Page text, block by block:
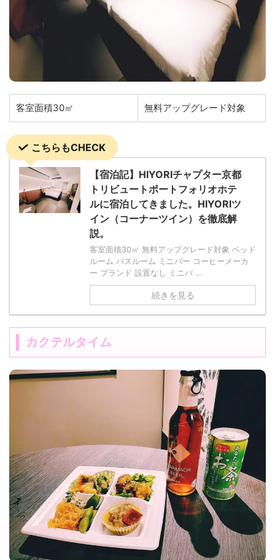
客室面積30㎡ 無料アップグレード対象
こちらもCHECK
【宿泊記】HIYORIチャプター京都
トリビュートポートフォリオホテ
ルに宿泊してきました。HIYORIツ
イン（コーナーツイン）を徹底解
説。
客室面積30㎡ 無料アップグレード対象 ベッド
ルーム バスルーム ミニバー コーヒーメーカ
ー ブランド 設置なし ミニバ ...
続きを見る
カクテルタイム